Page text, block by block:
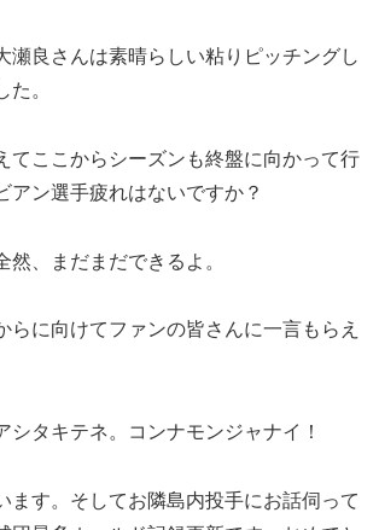
瀬良さんは素晴らしい粘りピッチングし
た。
てここからシーズンも終盤に向かって行
アン選手疲れはないですか？
然、まだまだできるよ。
らに向けてファンの皆さんに一言もらえ
シタキテネ。コンナモンジャナイ！
ます。そしてお隣島内投手にお話伺って